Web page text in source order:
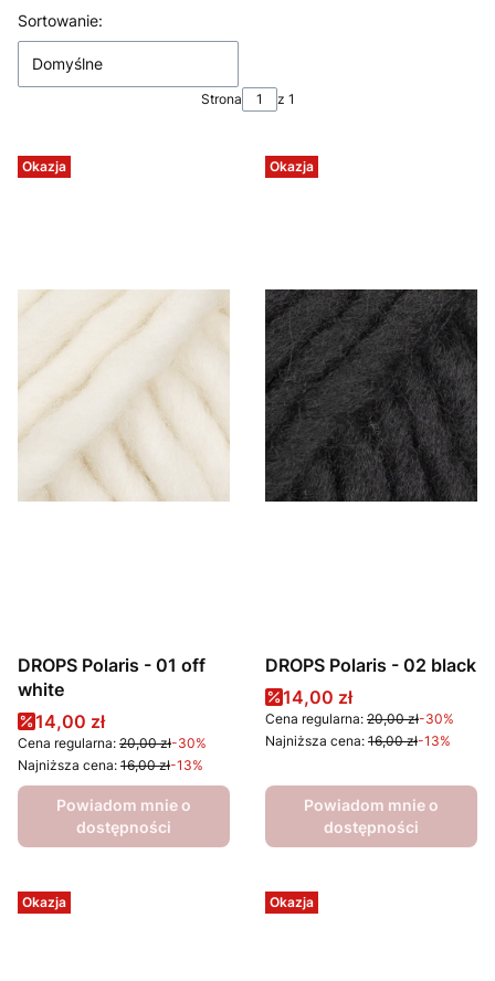
Lista produktów
Sortowanie:
Domyślne
Strona z 1
Okazja
DROPS Polaris - 01 off
white
Cena promocyjna
14,00 zł
Cena regularna: 20,00 zł-30%
Najniższa cena: 16,00 zł-13%
Powiadom mnie o
dostępności
Okazja
DROPS Polaris - 02 black
Cena promocyjna
14,00 zł
Cena regularna: 20,00 zł-30%
Najniższa cena: 16,00 zł-13%
Powiadom mnie o
dostępności
Okazja Okazja